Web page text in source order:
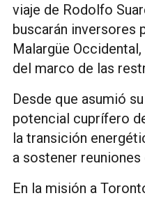
viaje de Rodolfo
buscarán inversores
Malargüe
del marco de las
Desde que asumió
potencial cuprífero
la transición
a sostener
En la misión a